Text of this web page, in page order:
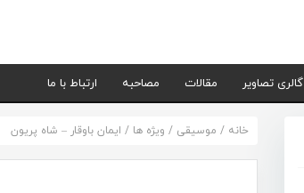
گالری تصاویر مقالات مصاحبه ارتباط با ما
خانه / موسیقی / ویژه ها / ایمان باوقار – شاه پریون